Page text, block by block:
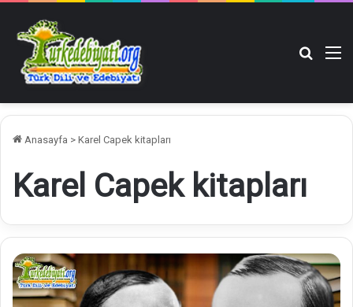
Anasayfa > Karel Capek kitapları
Karel Capek kitapları